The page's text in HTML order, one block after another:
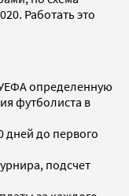
Работать это
определенную
футболиста в
дней до первого
подсчет